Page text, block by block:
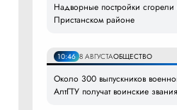
Надворные постройки сгорели
Пристанском районе
10:46 8 АВГУСТАОБЩЕСТВО
Около 300 выпускников
АлтГТУ получат воинские звания